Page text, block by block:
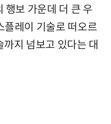
행보 가운데 더 큰 우
플레이 기술로 떠오르
지 넘보고 있다는 대